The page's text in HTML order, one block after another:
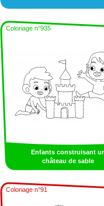
Coloriage n°935
Enfants construisant
château de sable
Coloriage n°91